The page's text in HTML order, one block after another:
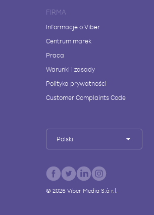
FIRMA
Informacje o Viber
Centrum marek
Praca
Warunki i zasady
Polityka prywatności
Customer Complaints Code
Polski
© 2026Viber Media S.à r.l.